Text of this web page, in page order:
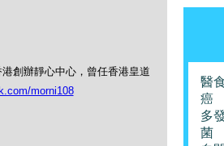
創辦靜心中心，曾任香港皇道
morni108
醫
癌
多
菌